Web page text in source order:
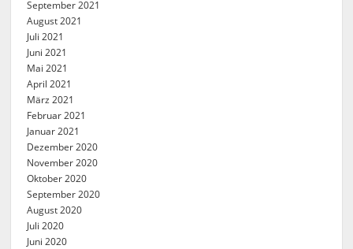
September 2021
August 2021
Juli 2021
Juni 2021
Mai 2021
April 2021
März 2021
Februar 2021
Januar 2021
Dezember 2020
November 2020
Oktober 2020
September 2020
August 2020
Juli 2020
Juni 2020